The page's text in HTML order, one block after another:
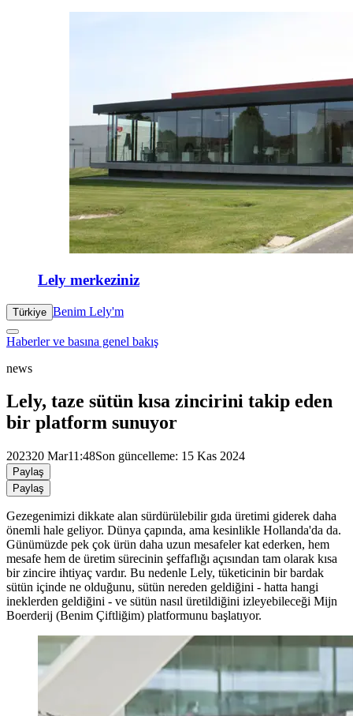
Lely merkeziniz
Türkiye Benim Lely'm
Haberler ve basına genel bakış
news
Lely, taze sütün kısa zincirini takip eden
bir platform sunuyor
202320 Mar11:48Son güncelleme: 15 Kas 2024
Paylaş
Paylaş
Gezegenimizi dikkate alan sürdürülebilir gıda üretimi giderek daha
önemli hale geliyor. Dünya çapında, ama kesinlikle Hollanda'da da.
Günümüzde pek çok ürün daha uzun mesafeler kat ederken, hem
mesafe hem de üretim sürecinin şeffaflığı açısından tam olarak kısa
bir zincire ihtiyaç vardır. Bu nedenle Lely, tüketicinin bir bardak
sütün içinde ne olduğunu, sütün nereden geldiğini - hatta hangi
ineklerden geldiğini - ve sütün nasıl üretildiğini izleyebileceği Mijn
Boerderij (Benim Çiftliğim) platformunu başlatıyor.